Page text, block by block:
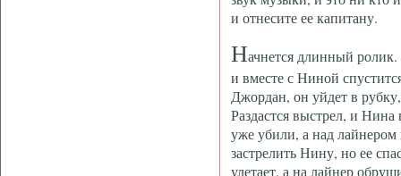
и отнесите ее капитану.
Начнется длинный
и вместе с Ниной
Джордан, он уйдет в
Раздастся выстрел, и
уже убили, а над лайнером
застрелить Нину, но ее
улетает, а на лайнер